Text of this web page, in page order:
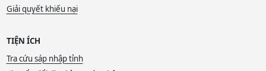
Giải quyết khiếu nại
TIỆN ÍCH
Tra cứu sáp nhập tỉnh